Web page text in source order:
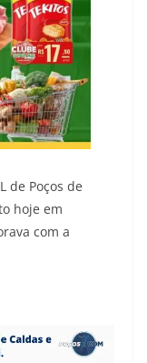
de Poços de
hoje em
com a